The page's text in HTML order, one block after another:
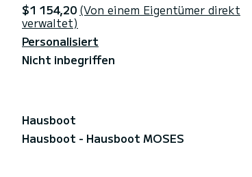
$1 154,20 (Von einem Eigentümer direkt
verwaltet)
Personalisiert
Nicht inbegriffen
Hausboot
Hausboot - Hausboot MOSES